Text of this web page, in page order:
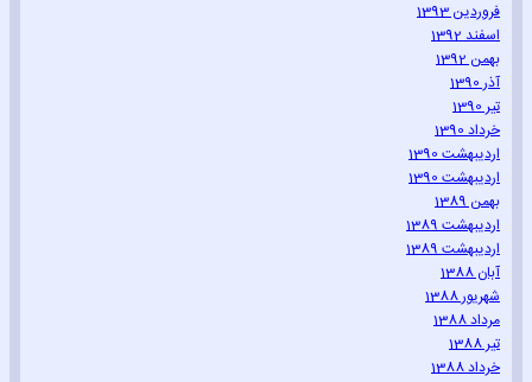
فروردین 1393
اسفند 1392
بهمن 1392
آذر 1390
تیر 1390
خرداد 1390
اردیبهشت 1390
اردیبهشت 1390
بهمن 1389
اردیبهشت 1389
اردیبهشت 1389
آبان 1388
شهریور 1388
مرداد 1388
تیر 1388
خرداد 1388